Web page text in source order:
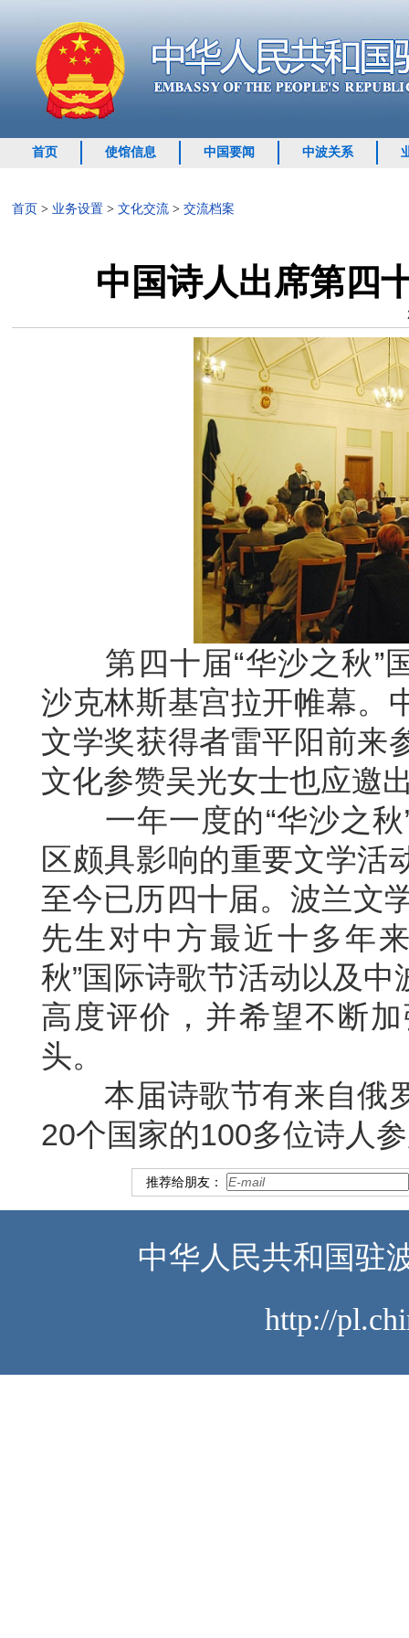
首页 使馆信息 中国要闻 中波关系
首页 > 业务设置 > 文化交流 > 交流档案
中国诗人出席第四
第四十届“华沙之秋”
沙克林斯基宫拉开帷幕。
文学奖获得者雷平阳前来
文化参赞吴光女士也应邀
一年一度的“华沙之秋
区颇具影响的重要文学活
至今已历四十届。波兰文
先生 对中方最近十多年
秋”国际诗歌节活动以及 中
高度评价 ，并希望不断
头。
本届诗歌节有来自俄
20个国家的100多位诗人
推荐给朋友：
中华人民共和国驻
http://